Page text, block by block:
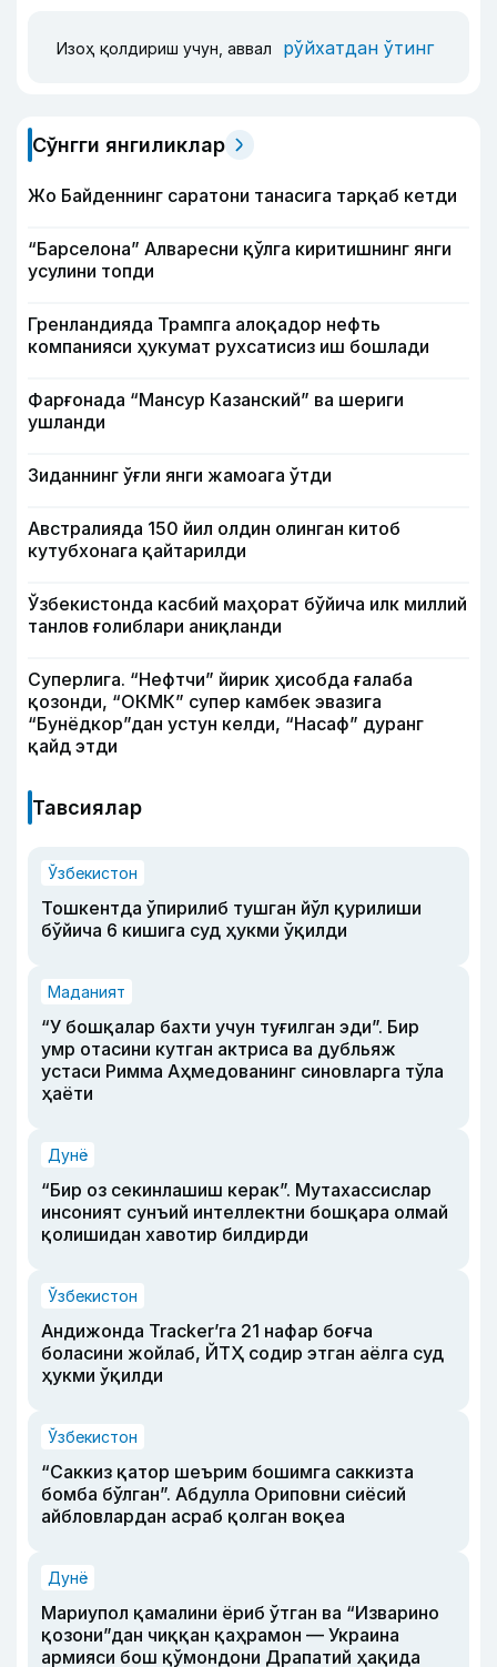
Изоҳ қолдириш учун, аввал рўйхатдан ўтинг
Сўнгги янгиликлар
Жо Байденнинг саратони танасига тарқаб кетди
“Барселона” Алваресни қўлга киритишнинг янги
усулини топди
Гренландияда Трампга алоқадор нефть
компанияси ҳукумат рухсатисиз иш бошлади
Фарғонада “Мансур Казанский” ва шериги
ушланди
Зиданнинг ўғли янги жамоага ўтди
Австралияда 150 йил олдин олинган китоб
кутубхонага қайтарилди
Ўзбекистонда касбий маҳорат бўйича илк миллий
танлов ғолиблари аниқланди
Суперлига. “Нефтчи” йирик ҳисобда ғалаба
қозонди, “ОКМК” супер камбек эвазига
“Бунёдкор”дан устун келди, “Насаф” дуранг
қайд этди
Тавсиялар
Ўзбекистон
Тошкентда ўпирилиб тушган йўл қурилиши
бўйича 6 кишига суд ҳукми ўқилди
Маданият
“У бошқалар бахти учун туғилган эди”. Бир
умр отасини кутган актриса ва дубльяж
устаси Римма Аҳмедованинг синовларга тўла
ҳаёти
Дунё
“Бир оз секинлашиш керак”. Мутахассислар
инсоният сунъий интеллектни бошқара олмай
қолишидан хавотир билдирди
Ўзбекистон
Андижонда Tracker’га 21 нафар боғча
боласини жойлаб, ЙТҲ содир этган аёлга суд
ҳукми ўқилди
Ўзбекистон
“Саккиз қатор шеърим бошимга саккизта
бомба бўлган”. Абдулла Ориповни сиёсий
айбловлардан асраб қолган воқеа
Дунё
Мариупол қамалини ёриб ўтган ва “Изварино
қозони”дан чиққан қаҳрамон — Украина
армияси бош қўмондони Драпатий ҳақида